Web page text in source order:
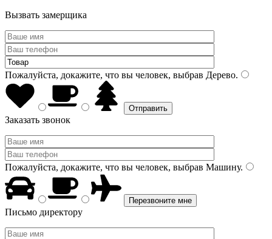
Вызвать замерщика
Пожалуйста, докажите, что вы человек, выбрав Дерево.
Заказать звонок
Пожалуйста, докажите, что вы человек, выбрав Машину.
Письмо директору